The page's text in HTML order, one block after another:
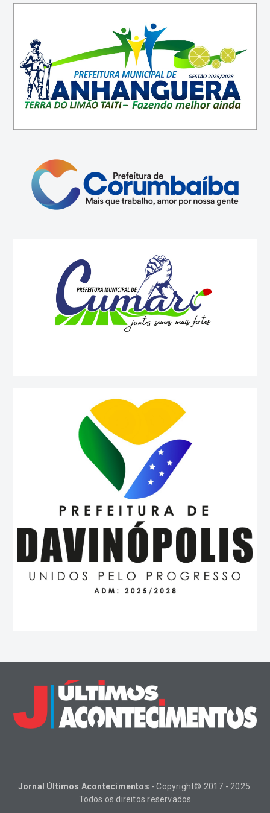
Jornal Últimos Acontecimentos - Copyright© 2017 - 2025.
Todos os direitos reservados